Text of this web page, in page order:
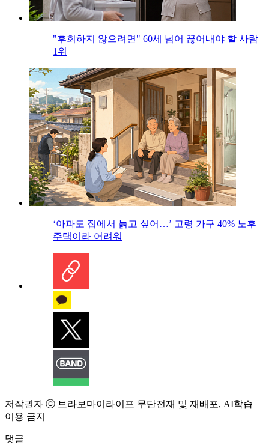
"후회하지 않으려면" 60세 넘어 끊어내야 할 사람
1위
‘아파도 집에서 늙고 싶어…’ 고령 가구 40% 노후
주택이라 어려워
저작권자 ⓒ 브라보마이라이프 무단전재 및 재배포, AI학습
이용 금지
댓글